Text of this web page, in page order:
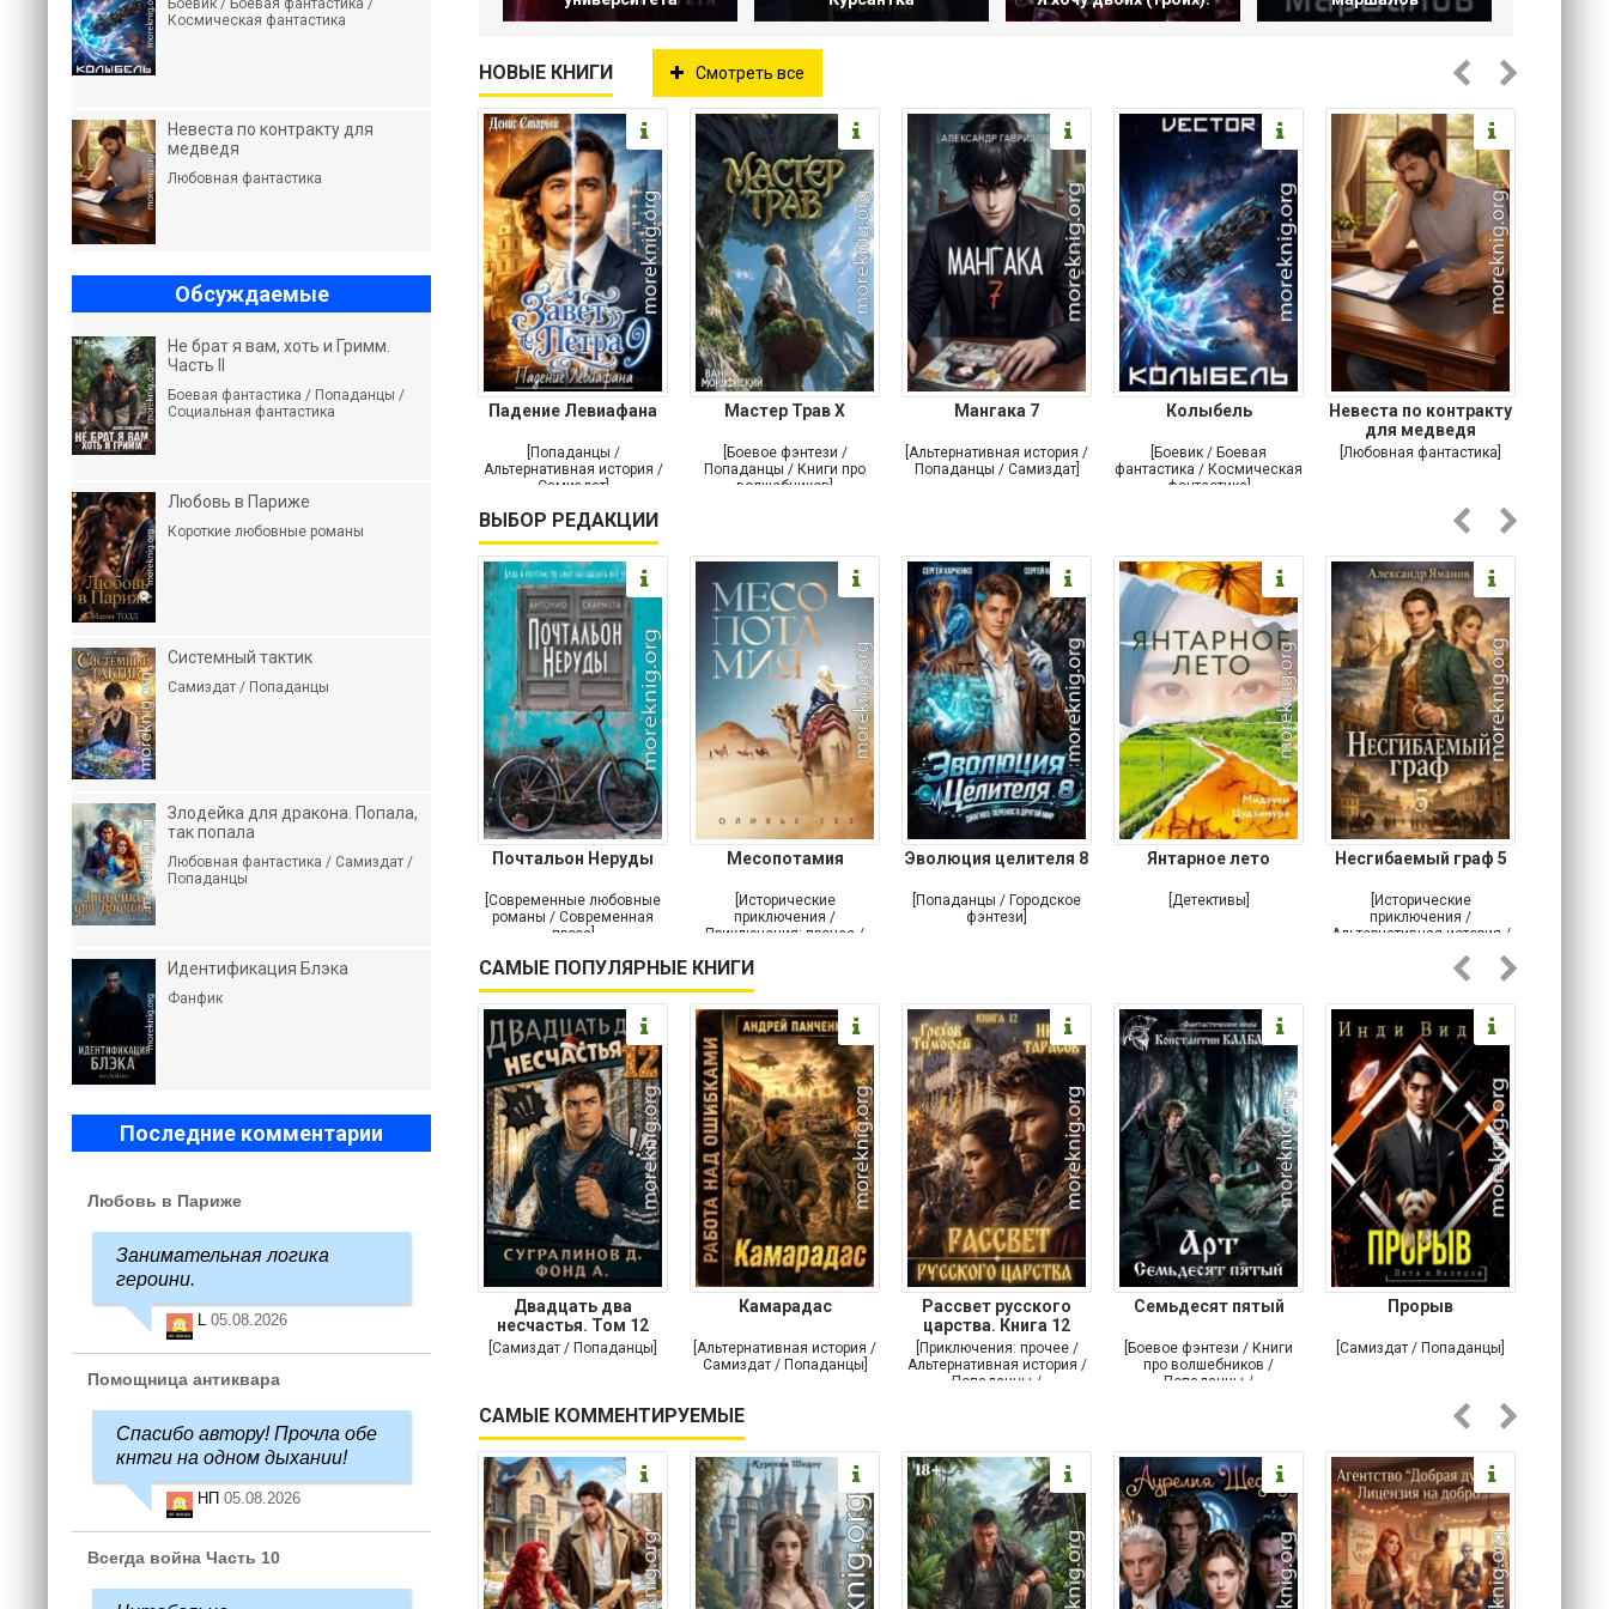
НОВЫЕ КНИГИ Смотреть все
Падение Левиафана
[Попаданцы /
Альтернативная история /
Самиздат]
Мастер Трав X
[Боевое фэнтези /
Попаданцы / Книги про
волшебников]
Мангака 7
[Альтернативная история /
Попаданцы / Самиздат]
Колыбель
[Боевик / Боевая
фантастика / Космическая
фантастика]
Невеста по контракту
для медведя
[Любовная фантастика]
ВЫБОР РЕДАКЦИИ
Почтальон Неруды
[Современные любовные
романы / Современная
проза]
Месопотамия
[Исторические
приключения /
Приключения: прочее /
Историческая проза]
Эволюция целителя 8
[Попаданцы / Городское
фэнтези]
Янтарное лето
[Детективы]
Несгибаемый граф 5
[Исторические
приключения /
Альтернативная история /
САМЫЕ ПОПУЛЯРНЫЕ КНИГИ
Двадцать два
несчастья. Том 12
[Самиздат / Попаданцы]
Камарадас
[Альтернативная история /
Самиздат / Попаданцы]
Рассвет русского
царства. Книга 12
[Приключения: прочее /
Альтернативная история /
Попаданцы /
Семьдесят пятый
[Боевое фэнтези / Книги
про волшебников /
Попаданцы /
Прорыв
[Самиздат / Попаданцы]
САМЫЕ КОММЕНТИРУЕМЫЕ
Боевик / Боевая фантастика /
Космическая фантастика
Невеста по контракту для
медведя
Любовная фантастика
Обсуждаемые
Не брат я вам, хоть и Гримм.
Часть II
Боевая фантастика / Попаданцы /
Социальная фантастика
Любовь в Париже
Короткие любовные романы
Системный тактик
Самиздат / Попаданцы
Злодейка для дракона. Попала,
так попала
Любовная фантастика / Самиздат /
Попаданцы
Идентификация Блэка
Фанфик
Последние комментарии
Любовь в Париже
Занимательная логика
героини.
L 05.08.2026
Помощница антиквара
Спасибо автору! Прочла обе
кнтги на одном дыхании!
НП 05.08.2026
Всегда война Часть 10